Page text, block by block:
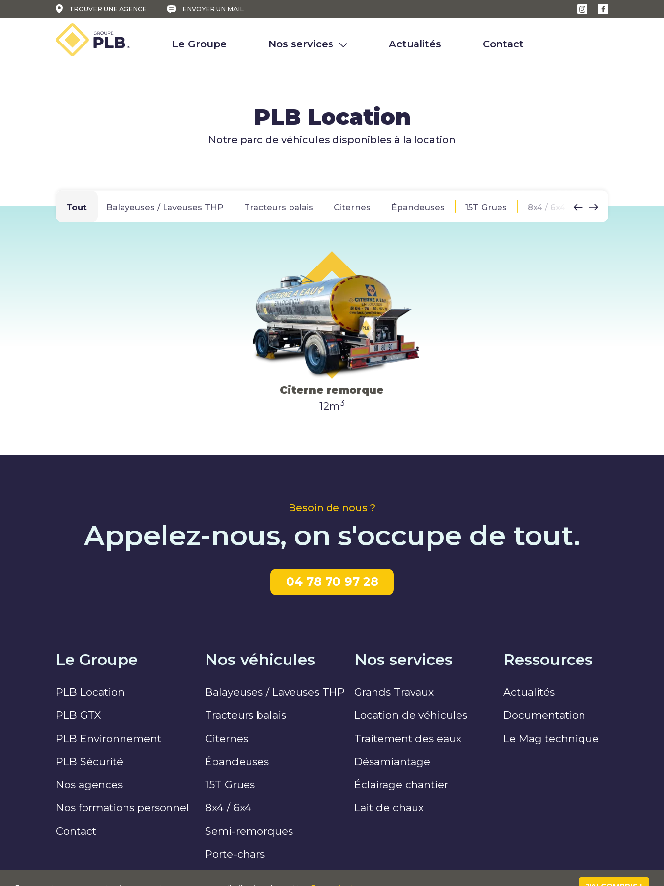
TROUVER UNE AGENCE ENVOYER UN MAIL
Le Groupe Nos services
Lavage voirie
Lait de chaux
Actualités Contact
PLB Location
Notre parc de véhicules disponibles à la location
Tout Balayeuses / Laveuses THP Tracteurs balais Citernes Épandeuses 15T Grues 8x4 / 6x4 Semi-remorques
Citerne remorque
12m3
Besoin de nous ?
Appelez-nous, on s'occupe de tout.
04 78 70 97 28
Le Groupe
PLB Location
PLB GTX
PLB Environnement
PLB Sécurité
Nos agences
Nos formations personnel
Contact
Nos véhicules
Balayeuses / Laveuses THP
Tracteurs balais
Citernes
Épandeuses
15T Grues
8x4 / 6x4
Semi-remorques
Porte-chars
Nos services
Grands Travaux
Location de véhicules
Traitement des eaux
Désamiantage
Éclairage chantier
Lait de chaux
Ressources
Actualités
Documentation
Le Mag technique